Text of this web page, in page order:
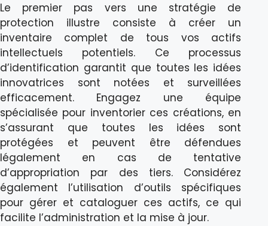
Le premier pas vers une stratégie de
protection illustre consiste à créer un
inventaire complet de tous vos actifs
intellectuels potentiels. Ce processus
d’identification garantit que toutes les idées
innovatrices sont notées et surveillées
efficacement. Engagez une équipe
spécialisée pour inventorier ces créations, en
s’assurant que toutes les idées sont
protégées et peuvent être défendues
légalement en cas de tentative
d’appropriation par des tiers. Considérez
également l’utilisation d’outils spécifiques
pour gérer et cataloguer ces actifs, ce qui
facilite l’administration et la mise à jour.